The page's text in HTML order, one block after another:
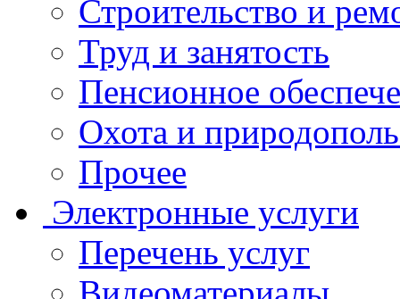
Строительство и
Труд и занятость
Пенсионное
Охота и
Прочее
Электронные услуги
Перечень услуг